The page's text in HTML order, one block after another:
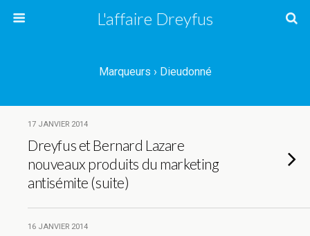
L'affaire Dreyfus
Marqueurs › Dieudonné
17 JANVIER 2014
Dreyfus et Bernard Lazare
nouveaux produits du marketing
antisémite (suite)
16 JANVIER 2014